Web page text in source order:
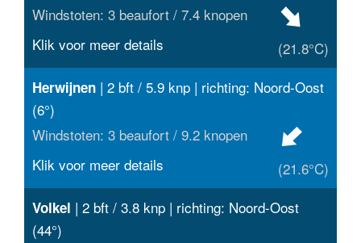
Windstoten: 3 beaufort / 7.4 knopen
(21.8°C)
Klik voor meer details
Herwijnen | 2 bft / 5.9 knp | richting: Noord-Oost
(6°)
Windstoten: 3 beaufort / 9.2 knopen
(21.6°C)
Klik voor meer details
Volkel | 2 bft / 3.8 knp | richting: Noord-Oost
(44°)